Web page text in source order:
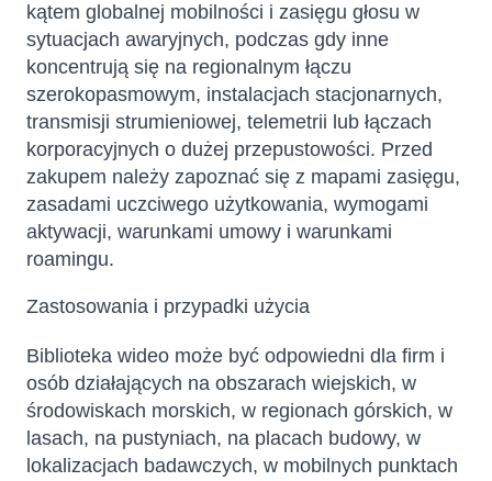
kątem globalnej mobilności i zasięgu głosu w
sytuacjach awaryjnych, podczas gdy inne
koncentrują się na regionalnym łączu
szerokopasmowym, instalacjach stacjonarnych,
transmisji strumieniowej, telemetrii lub łączach
korporacyjnych o dużej przepustowości. Przed
zakupem należy zapoznać się z mapami zasięgu,
zasadami uczciwego użytkowania, wymogami
aktywacji, warunkami umowy i warunkami
roamingu.
Zastosowania i przypadki użycia
Biblioteka wideo może być odpowiedni dla firm i
osób działających na obszarach wiejskich, w
środowiskach morskich, w regionach górskich, w
lasach, na pustyniach, na placach budowy, w
lokalizacjach badawczych, w mobilnych punktach